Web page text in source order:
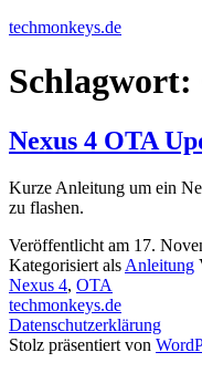
Zum
springen
techmonkeys.de
Schlagwort:
Nexus 4 OTA
Kurze Anleitung um ein
zu flashen.
Veröffentlicht am 17.
Kategorisiert als Anleitung
Nexus 4, OTA
techmonkeys.de
Datenschutzerklärung
Stolz präsentiert von